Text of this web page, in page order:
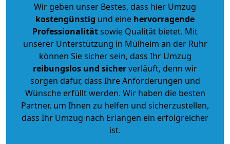
Wir geben unser Bestes, dass hier Umzug
kostengünstig und eine hervorragende
Professionalitätsowie Qualität bietet. Mit
unserer Unterstützung in Mülheim an der Ruhr
können Sie sicher sein, dass Ihr Umzug
reibungslos und sicherverläuft, denn wir
sorgen dafür, dass Ihre Anforderungen und
Wünsche erfüllt werden. Wir haben die besten
Partner, um Ihnen zu helfen und sicherzustellen,
dass Ihr Umzug nach Erlangen ein erfolgreicher
ist.